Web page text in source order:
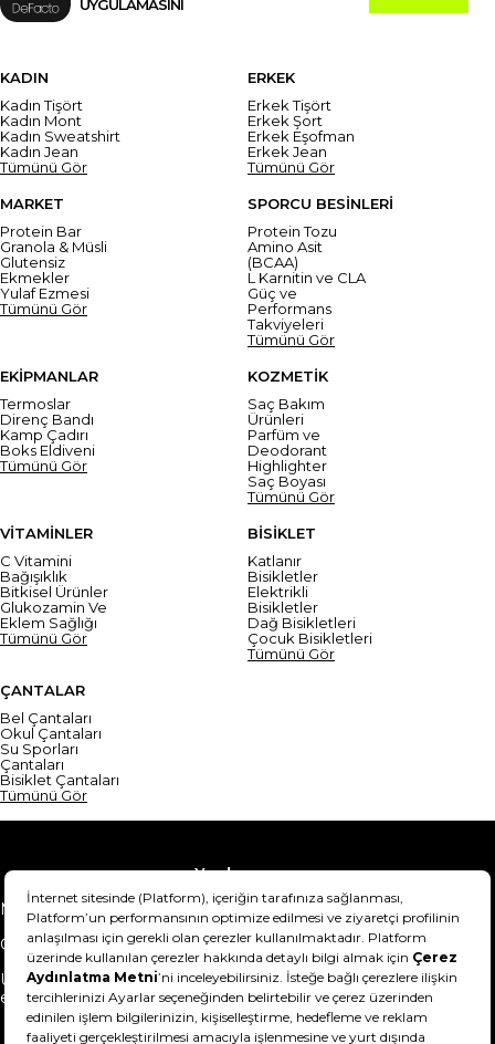
UYGULAMASINI
KADIN
Kadın Tişört
Kadın Mont
Kadın Sweatshirt
Kadın Jean
Tümünü Gör
ERKEK
Erkek Tişört
Erkek Şort
Erkek Eşofman
Erkek Jean
Tümünü Gör
MARKET
Protein Bar
Granola & Müsli
Glutensiz
Ekmekler
Yulaf Ezmesi
Tümünü Gör
SPORCU BESİNLERİ
Protein Tozu
Amino Asit
(BCAA)
L Karnitin ve CLA
Güç ve
Performans
Takviyeleri
Tümünü Gör
EKİPMANLAR
Termoslar
Direnç Bandı
Kamp Çadırı
Boks Eldiveni
Tümünü Gör
KOZMETİK
Saç Bakım
Ürünleri
Parfüm ve
Deodorant
Highlighter
Saç Boyası
Tümünü Gör
VİTAMİNLER
C Vitamini
Bağışıklık
Bitkisel Ürünler
Glukozamin Ve
Eklem Sağlığı
Tümünü Gör
BİSİKLET
Katlanır
Bisikletler
Elektrikli
Bisikletler
Dağ Bisikletleri
Çocuk Bisikletleri
Tümünü Gör
ÇANTALAR
Bel Çantaları
Okul Çantaları
Su Sporları
Çantaları
Bisiklet Çantaları
Tümünü Gör
Yardım
Mesafeli Satış Sözleşmesi
Teslimat Bilgisi
Gizlilik Sözleşmesi
Şartlar & Koşullar
Ürünümü nasıl iade
edebilirim?
Hakkımızda